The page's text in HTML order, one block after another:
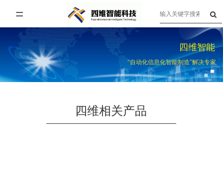
=
首页
关于四维
产品与服务
四维智能
“自动化信息化智能制造”解决专家
四维相关产品